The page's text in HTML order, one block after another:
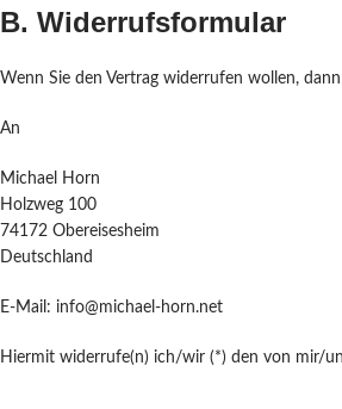
B. Widerrufsformular
Wenn Sie den Vertrag widerrufen wollen,
An
Michael Horn
Holzweg 100
74172 Obereisesheim
Deutschland
E-Mail: info@michael-horn.net
Hiermit widerrufe(n) ich/wir (*) den von mir/